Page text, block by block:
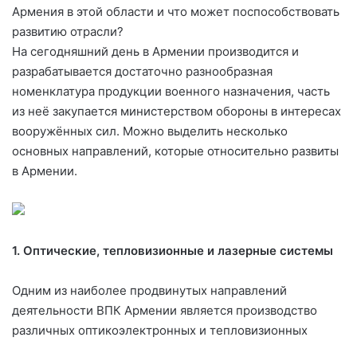
Армения в этой области и что может поспособствовать
развитию отрасли?
На сегодняшний день в Армении производится и
разрабатывается достаточно разнообразная
номенклатура продукции военного назначения, часть
из неё закупается министерством обороны в интересах
вооружённых сил. Можно выделить несколько
основных направлений, которые относительно развиты
в Армении.
1. Оптические, тепловизионные и лазерные системы
Одним из наиболее продвинутых направлений
деятельности ВПК Армении является производство
различных оптикоэлектронных и тепловизионных